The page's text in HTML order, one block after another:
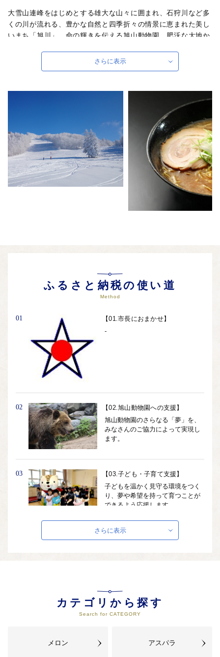
大雪山連峰をはじめとする雄大な山々に囲まれ、石狩川など多
くの川が流れる、豊かな自然と四季折々の情景に恵まれた美し
いまち「旭川」。命の輝きを伝える旭山動物園。肥沃な大地か
酒造り。高い技術とデザイン性を誇る旭川家具など、ものづく
り産業が発展する北・北海道の拠点都市です。
自治体ホームページはこちら（外部サイト）
外部サイトへ遷移します。
個人情報の保護は遷移先サイトの方針に従います。
さらに表示
ふるさと納税の使い道
Method
01
【01.市長におまかせ】
-
02
【02.旭山動物園への支援】
旭山動物園のさらなる「夢」を、
みなさんのご協力によって実現し
ます。
03
【03.子ども・子育て支援】
子どもを温かく見守る環境をつく
り、夢や希望を持って育つことが
できるよう応援します
【04.旭川の農業を支えてくださ
安全・安心で豊かな農産物を生み
【05.動物愛護センターへの支援】
さらに表示
カテゴリから探す
Search for CATEGORY
メロン アスパラ